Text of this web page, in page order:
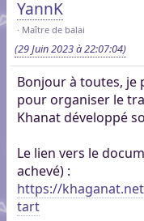
YannK
Maître de balai
(29 Juin 2023 à 22:07:04)
Bonjour à toutes, je
pour organiser le
Khanat développé
Le lien vers le
achevé) :
https://
tart